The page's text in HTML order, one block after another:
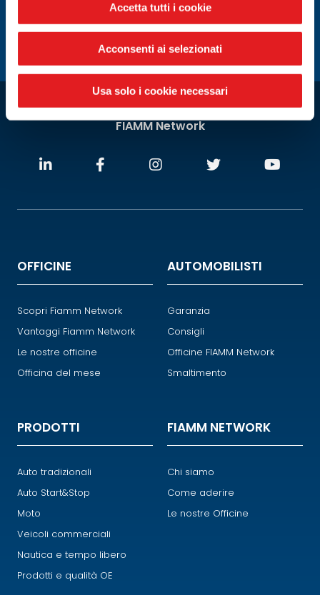
Accetta tutti i cookie
Acconsenti ai selezionati
Usa solo i cookie necessari
FIAMM Network
OFFICINE
Scopri Fiamm Network
Vantaggi Fiamm Network
Le nostre officine
Officina del mese
AUTOMOBILISTI
Garanzia
Consigli
Officine FIAMM Network
Smaltimento
PRODOTTI
Auto tradizionali
Auto Start&Stop
Moto
Veicoli commerciali
Nautica e tempo libero
Prodotti e qualità OE
FIAMM NETWORK
Chi siamo
Come aderire
Le nostre Officine